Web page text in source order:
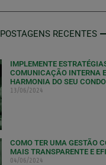
POSTAGENS RECENTES
IMPLEMENTE
COMUNICAÇÃO INTERNA
HARMONIA DO SEU
13/06/2024
COMO TER UMA GESTÃO
MAIS TRANSPARENTE E
04/06/2024